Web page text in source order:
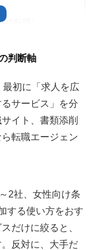
の転職）
おすすめ活用法
に役割を分けてく
判断軸
初に「求人を広
サービス」を分
イト、書類添削
転職エージェン
2社、女性向け条
する使い方をおす
だけに絞ると、
反対に、大手だ